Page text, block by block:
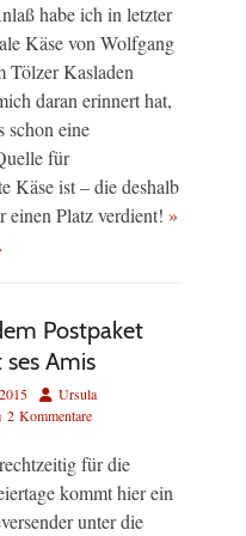
habe ich in letzter
Käse von Wolfgang
Tölzer Kasladen
daran erinnert hat,
schon eine
für
Käse ist – die deshalb
einen Platz verdient! »
Postpaket
Amis
AutorUrsula
2 Kommentare
für die
kommt hier ein
unter die